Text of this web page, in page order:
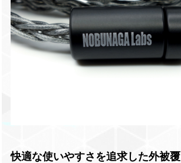
快適な使いやすさを追求した外被覆